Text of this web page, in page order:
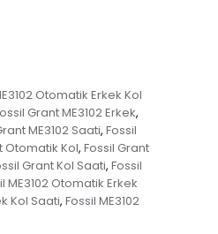
Otomatik Erkek Kol
Grant ME3102 Erkek,
ME3102 Saati, Fossil
Otomatik Kol, Fossil Grant
Grant Kol Saati, Fossil
ME3102 Otomatik Erkek
Kol Saati, Fossil ME3102